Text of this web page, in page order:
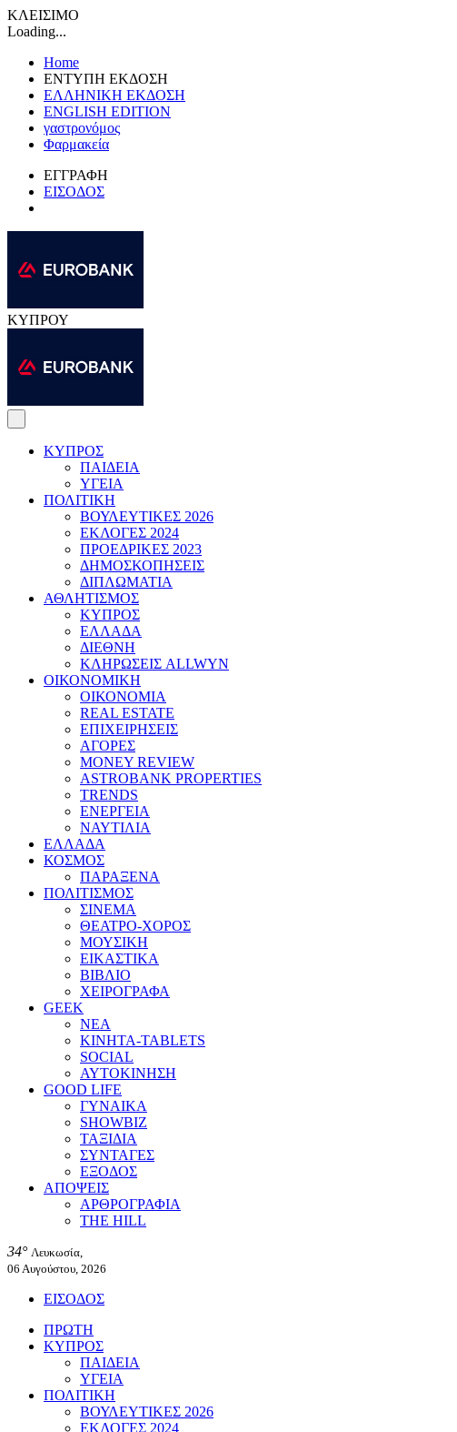
ΚΛΕΙΣΙΜΟ
Loading...
Home
ΕΝΤΥΠΗ ΕΚΔΟΣΗ
ΕΛΛΗΝΙΚΗ ΕΚΔΟΣΗ
ENGLISH EDITION
γαστρονόμος
Φαρμακεία
ΕΓΓΡΑΦΗ
ΕΙΣΟΔΟΣ
ΚΥΠΡΟΥ
ΚΥΠΡΟΣ
ΠΑΙΔΕΙΑ
ΥΓΕΙΑ
ΠΟΛΙΤΙΚΗ
ΒΟΥΛΕΥΤΙΚΕΣ 2026
ΕΚΛΟΓΕΣ 2024
ΠΡΟΕΔΡΙΚΕΣ 2023
ΔΗΜΟΣΚΟΠΗΣΕΙΣ
ΔΙΠΛΩΜΑΤΙΑ
ΑΘΛΗΤΙΣΜΟΣ
ΚΥΠΡΟΣ
ΕΛΛΑΔΑ
ΔΙΕΘΝΗ
ΚΛΗΡΩΣΕΙΣ ALLWYN
ΟΙΚΟΝΟΜΙΚΗ
ΟΙΚΟΝΟΜΙΑ
REAL ESTATE
ΕΠΙΧΕΙΡΗΣΕΙΣ
ΑΓΟΡΕΣ
MONEY REVIEW
ASTROBANK PROPERTIES
TRENDS
ΕΝΕΡΓΕΙΑ
ΝΑΥΤΙΛΙΑ
ΕΛΛΑΔΑ
ΚΟΣΜΟΣ
ΠΑΡΑΞΕΝΑ
ΠΟΛΙΤΙΣΜΟΣ
ΣΙΝΕΜΑ
ΘΕΑΤΡΟ-ΧΟΡΟΣ
ΜΟΥΣΙΚΗ
ΕΙΚΑΣΤΙΚΑ
ΒΙΒΛΙΟ
ΧΕΙΡΟΓΡΑΦΑ
GEEK
ΝΕΑ
ΚΙΝΗΤΑ-TABLETS
SOCIAL
ΑΥΤΟΚΙΝΗΣΗ
GOOD LIFE
ΓΥΝΑΙΚΑ
SHOWBIZ
ΤΑΞΙΔΙΑ
ΣΥΝΤΑΓΕΣ
ΕΞΟΔΟΣ
ΑΠΟΨΕΙΣ
ΑΡΘΡΟΓΡΑΦΙΑ
THE HILL
34° Λευκωσία,
06 Αυγούστου, 2026
ΕΙΣΟΔΟΣ
ΠΡΩΤΗ
ΚΥΠΡΟΣ
ΠΑΙΔΕΙΑ
ΥΓΕΙΑ
ΠΟΛΙΤΙΚΗ
ΒΟΥΛΕΥΤΙΚΕΣ 2026
ΕΚΛΟΓΕΣ 2024